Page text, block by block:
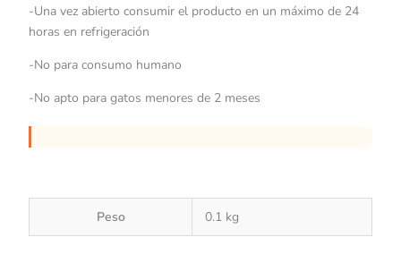
-Una vez abierto consumir el producto en un máximo de 24
horas en refrigeración
-No para consumo humano
-No apto para gatos menores de 2 meses
Peso 0.1 kg